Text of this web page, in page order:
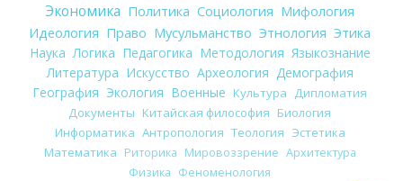
Экономика Политика Социология Мифология
Идеология Право Мусульманство Этнология Этика
Наука Логика Педагогика Методология Языкознание
Литература Искусство Археология Демография
География Экология Военные Культура
Дипломатия
Документы Китайская философия Биология
Информатика Антропология Теология Эстетика
Математика Риторика Мировоззрение Архитектура
Физика Феноменология